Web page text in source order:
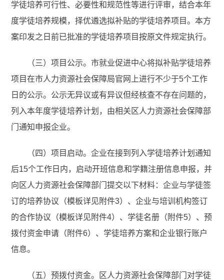
学徒培养可行性、必要性和规范性等进行评审，结合本年
度学徒培养规模，择优遴选拟补贴的学徒培养项目。本方
案印发之日前已批准的学徒培养项目按原文件规定执行。
（三）项目公示。市就业促进中心将拟补贴学徒培养
项目在市人力资源社会保障局官网上进行不少于5个工作
日的公示。公示无异议或有异议但经核查不存在问题的，
列入本年度学徒培养计划，由相关区人力资源社会保障部
门通知申报企业。
（四）项目启动。企业在接到列入学徒培养计划通知
后15个工作日内，启动开班信息和学籍注册信息申报，并
向区人力资源社会保障部门提交以下材料：企业与学徒签
订的培养协议（模板详见附件3）、企业与培训机构签订
的合作协议（模板详见附件4）、学徒名册（附件5）、预
拨付资金申请（附件6）、学徒培养方案和企业银行账户
信息。
（五）预拨付资金。区人力资源社会保障部门对学徒